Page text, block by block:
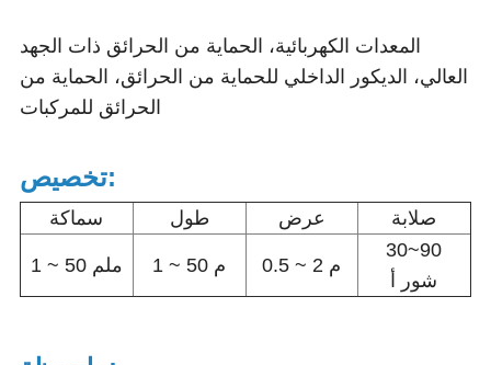
المعدات الكهربائية، الحماية من الحرائق ذات الجهد
العالي، الديكور الداخلي للحماية من الحرائق، الحماية من
الحرائق للمركبات
تخصيص:
سماكة طول عرض صلابة
1 ~ 50 ملم 1 ~ 50 م 0.5 ~ 2 م
30~90
شور أ